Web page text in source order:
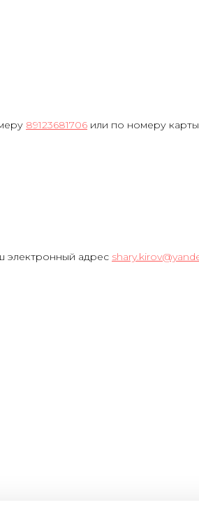
89123681706 или по номеру
электронный адрес